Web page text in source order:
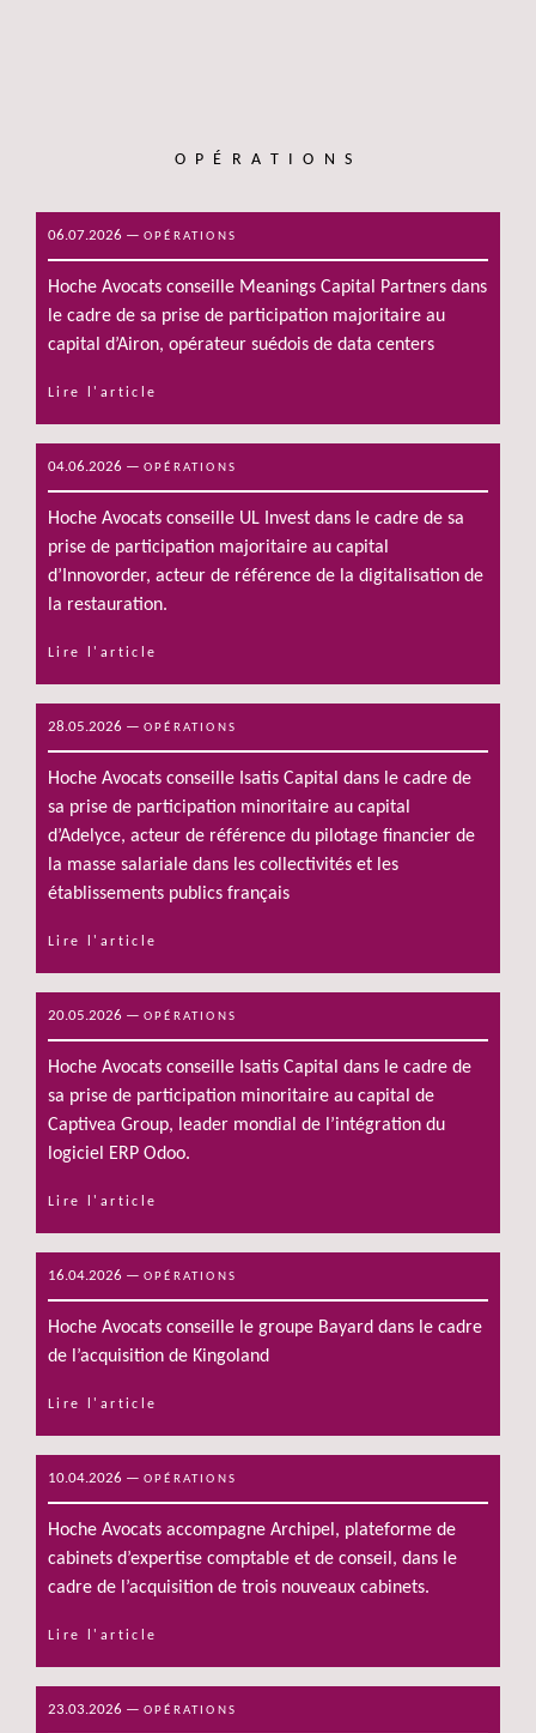
OPÉRATIONS
06.07.2026 — OPÉRATIONS
Hoche Avocats conseille Meanings Capital Partners dans
le cadre de sa prise de participation majoritaire au
capital d’Airon, opérateur suédois de data centers
Lire l'article
04.06.2026 — OPÉRATIONS
Hoche Avocats conseille UL Invest dans le cadre de sa
prise de participation majoritaire au capital
d’Innovorder, acteur de référence de la digitalisation de
la restauration.
Lire l'article
28.05.2026 — OPÉRATIONS
Hoche Avocats conseille Isatis Capital dans le cadre de
sa prise de participation minoritaire au capital
d’Adelyce, acteur de référence du pilotage financier de
la masse salariale dans les collectivités et les
établissements publics français
Lire l'article
20.05.2026 — OPÉRATIONS
Hoche Avocats conseille Isatis Capital dans le cadre de
sa prise de participation minoritaire au capital de
Captivea Group, leader mondial de l’intégration du
logiciel ERP Odoo.
Lire l'article
16.04.2026 — OPÉRATIONS
Hoche Avocats conseille le groupe Bayard dans le cadre
de l’acquisition de Kingoland
Lire l'article
10.04.2026 — OPÉRATIONS
Hoche Avocats accompagne Archipel, plateforme de
cabinets d’expertise comptable et de conseil, dans le
cadre de l’acquisition de trois nouveaux cabinets.
Lire l'article
23.03.2026 — OPÉRATIONS